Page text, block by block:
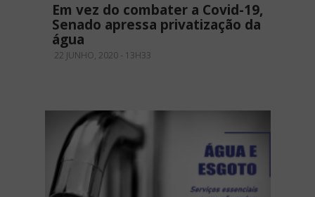
Em vez do combater a Covid-19,
Senado apressa privatização da
água
22 JUNHO, 2020 - 13H33